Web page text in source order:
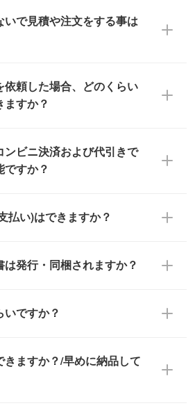
いで見積や注文をする事は
・注文フォームにて『ゲス
タンからお進みのうえ、
依頼した場合、どのくらい
ますか？
までにお送りしておりま
っては、お時間をいただ
ご連絡となります。
ンビニ決済および代引きで
ですか？
ご対応となります。
払い)はできますか？
金をお願いしております
。
いただく場合でも、お支払
園・保育園であれば、同
発行・同梱されますか？
ご依頼をいただいた場合
。
望の場合は、担当スタッ
ですか？
(500個程度)
ジ画像の校了から約2週間
きますか？/早めに納品して